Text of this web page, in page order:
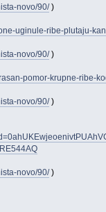
novo/90/)
uginule-ribe-plutaju-
novo/90/)
pomor-krupne-ribe-
novo/90/)
novo/90/)